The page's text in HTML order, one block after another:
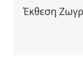
Έκθεση